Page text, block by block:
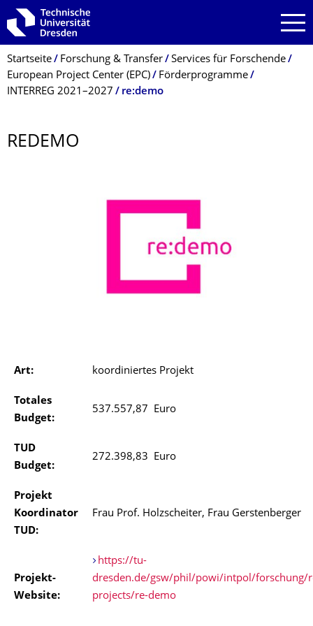
Zur Hauptnavigation springen
Zur Suche springen
Zum Inhalt springen
Breadcrumb-Menü
Startseite Forschung & Transfer
Services für Forschende
European Project Center (EPC)
Förderprogramme
INTERREG 2021–2027
re:demo
REDEMO
Art: koordiniertes Projekt
Totales
Budget:
537.557,87 Euro
TUD
Budget:
272.398,83 Euro
Projekt
Koordinator
TUD:
Frau Prof. Holzscheiter, Frau Gerstenberger
Projekt-
Website:
https://tu-
dresden.de/gsw/phil/powi/intpol/forschung/
projects/re-demo